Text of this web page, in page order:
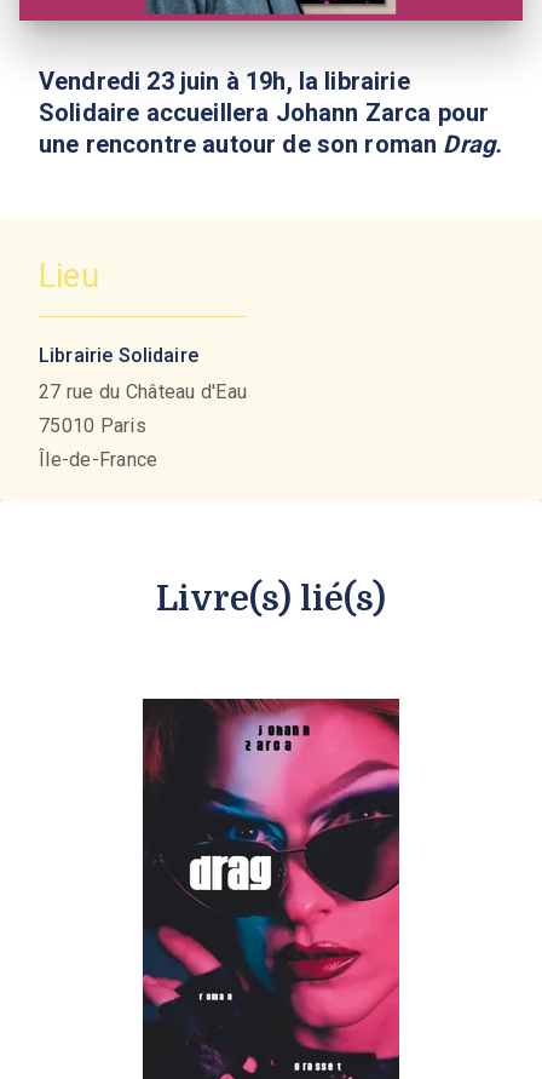
Vendredi 23 juin à 19h, la librairie
Solidaire accueillera Johann Zarca pour
une rencontre autour de son roman Drag.
Lieu
Librairie Solidaire
27 rue du Château d'Eau
75010 Paris
Île-de-France
Livre(s) lié(s)